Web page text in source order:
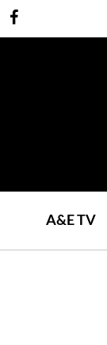
A&ETV